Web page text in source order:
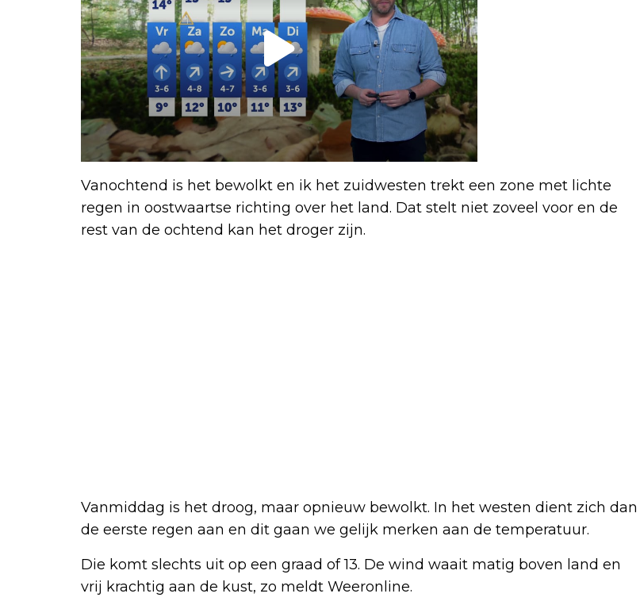
Vanochtend is het bewolkt en ik het zuidwesten trekt een zone met lichte
regen in oostwaartse richting over het land. Dat stelt niet zoveel voor en de
rest van de ochtend kan het droger zijn.
Vanmiddag is het droog, maar opnieuw bewolkt. In het westen dient zich dan
de eerste regen aan en dit gaan we gelijk merken aan de temperatuur.
Die komt slechts uit op een graad of 13. De wind waait matig boven land en
vrij krachtig aan de kust, zo meldt Weeronline.